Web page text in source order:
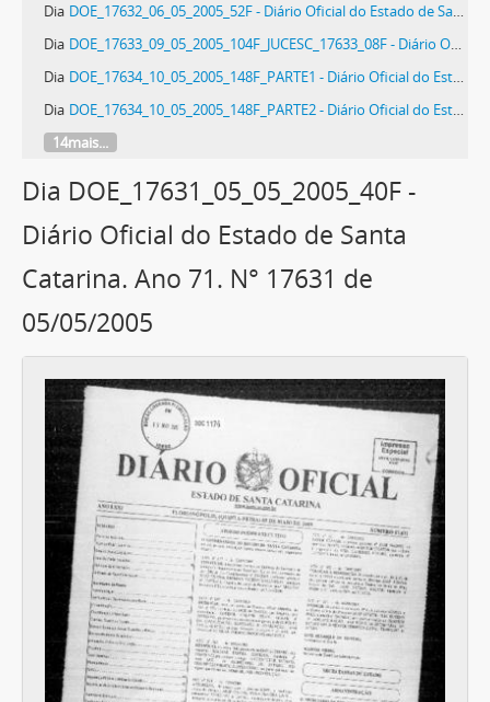
Dia DOE_17632_06_05_2005_52F - Diário Oficial do Estado de Santa Catarina. Ano 71. N° 17632 de 06/05/2005
Dia DOE_17633_09_05_2005_104F_JUCESC_17633_08F - Diário Oficial do Estado de Santa Catarina. Ano 71. N° 17633 de 09/05/2005
Dia DOE_17634_10_05_2005_148F_PARTE1 - Diário Oficial do Estado de Santa Catarina. Ano 71. N° 17634 de 10/05/2005. Parte 1
Dia DOE_17634_10_05_2005_148F_PARTE2 - Diário Oficial do Estado de Santa Catarina. Ano 71. N° 17634 de 10/05/2005. Parte 2
14mais...
Dia DOE_17631_05_05_2005_40F -
Diário Oficial do Estado de Santa
Catarina. Ano 71. N° 17631 de
05/05/2005